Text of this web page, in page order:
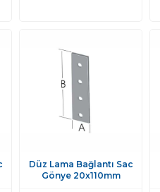
Düz Lama Bağlantı Sac
Gönye 20x110mm